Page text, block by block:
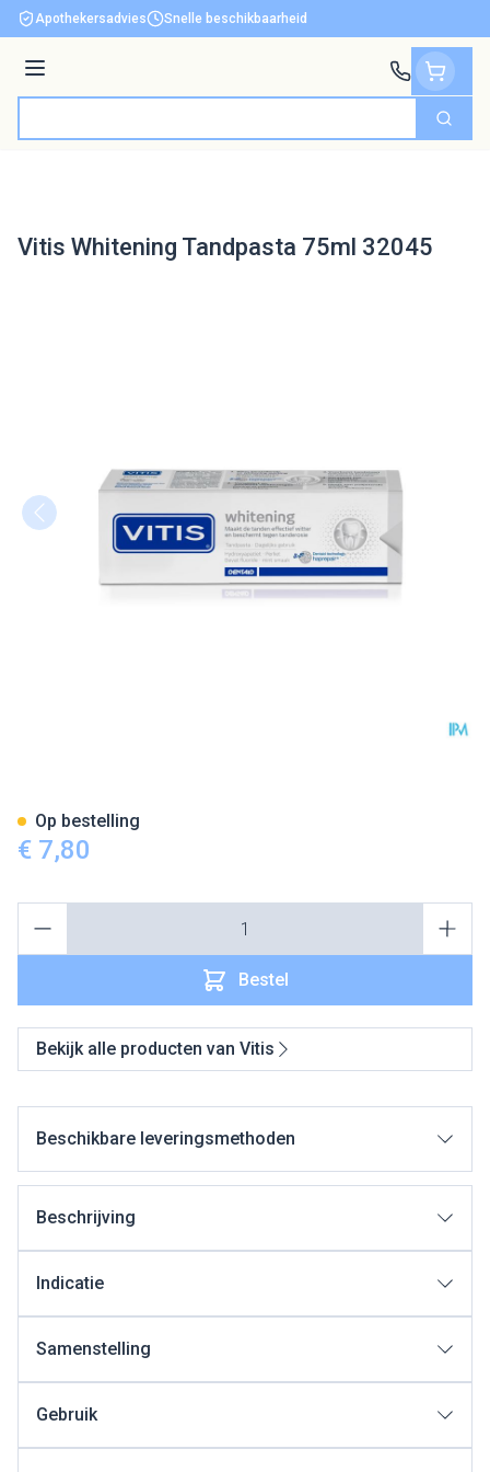
Ga naar de inhoud
Apothekersadvies Snelle beschikbaarheid
Menu
Zoek
Vitis Whitening Tandpasta 75ml 32045
€ 7,80
Bestel
Op bestelling
Bekijk alle producten van Vitis
Beschikbare leveringsmethoden
Beschrijving
Indicatie
Samenstelling
Gebruik